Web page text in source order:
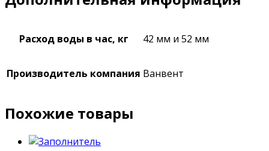
Расход воды в час, кг 42 мм и 52 мм
Производитель компания Ванвент
Похожие товары